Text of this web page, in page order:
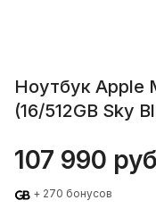
Ноутбук Apple
(16/512GB Sky
107 990
+ 270 бонусов